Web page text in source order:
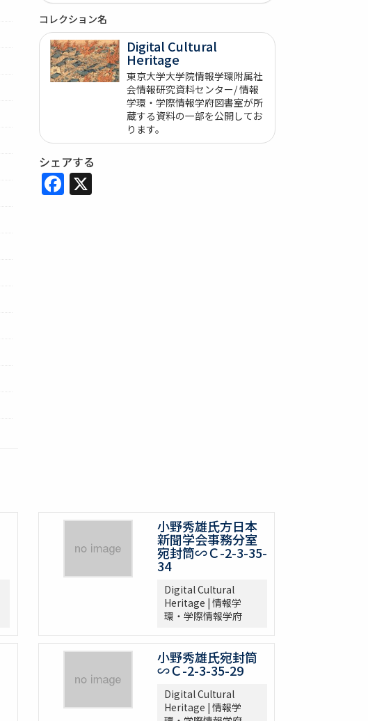
コレクション名
Digital Cultural
Heritage
東京大学大学院情報学環附属社
会情報研究資料センター/ 情報
学環・学際情報学府図書室が所
蔵する資料の一部を公開してお
ります。
シェアする
Facebook
X
小野秀雄氏方日本
新聞学会事務分室
宛封筒∽Ｃ-2-3-35-
34
Digital Cultural
Heritage | 情報学
環・学際情報学府
小野秀雄氏宛封筒
∽Ｃ-2-3-35-29
Digital Cultural
Heritage | 情報学